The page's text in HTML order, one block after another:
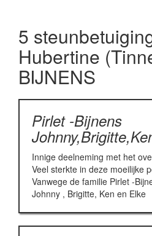
5
Hubertine
BIJNENS
Pirlet -Bijnens
Innige deelneming met het
Veel sterkte in deze moeilijke
Vanwege de familie Pirlet -
Johnny , Brigitte, Ken en Elke